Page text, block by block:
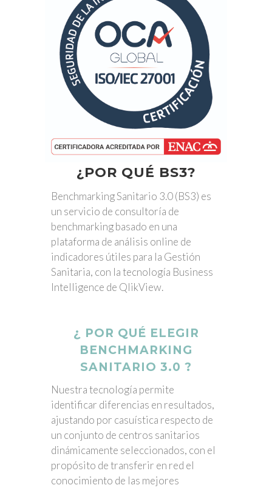
¿POR QUÉ BS3?
Benchmarking Sanitario 3.0 (BS3) es
un servicio de consultoría de
benchmarking basado en una
plataforma de análisis online de
indicadores útiles para la Gestión
Sanitaria, con la tecnología Business
Intelligence de QlikView.
¿ POR QUÉ ELEGIR
BENCHMARKING
SANITARIO 3.0 ?
Nuestra tecnología permite
identificar diferencias en resultados,
ajustando por casuística respecto de
un conjunto de centros sanitarios
dinámicamente seleccionados, con el
propósito de transferir en red el
conocimiento de las mejores